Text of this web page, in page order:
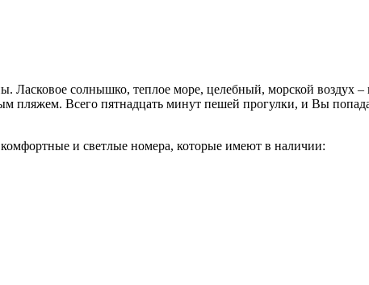
солнышко, теплое море, целебный, морской воздух –
Всего пятнадцать минут пешей прогулки, и Вы
и светлые номера, которые имеют в наличии: